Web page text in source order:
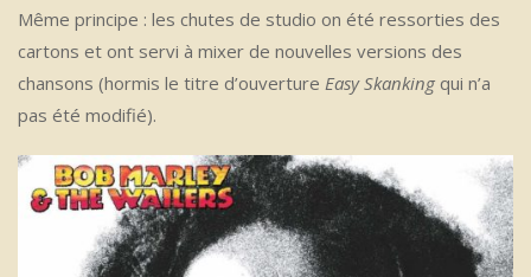
Même principe : les chutes de studio on été ressorties des
cartons et ont servi à mixer de nouvelles versions des
chansons (hormis le titre d’ouverture Easy Skanking qui n’a
pas été modifié).